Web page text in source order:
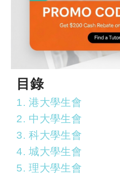
目錄
1. 港大學生會
2. 中大學生會
3. 科大學生會
4. 城大學生會
5. 理大學生會